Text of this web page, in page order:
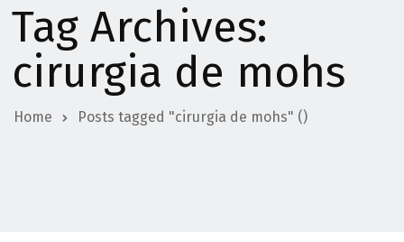
Tag Archives:
cirurgia de mohs
Home Posts tagged "cirurgia de mohs" ()